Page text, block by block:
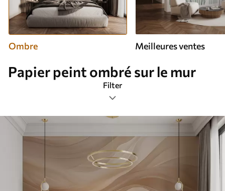
Ombre Meilleures ventes
Papier peint ombré sur le mur
Filter
Étiquettes de design
Format de l’image
Palette de couleurs
Intelligent